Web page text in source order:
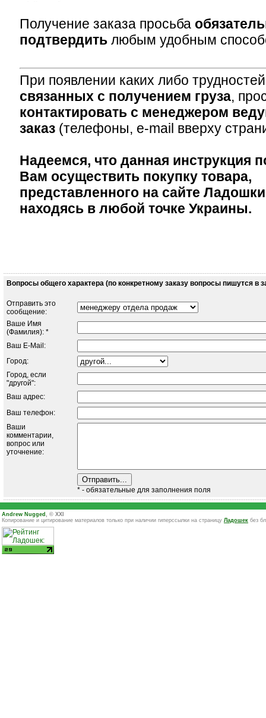
Получение заказа просьба
подтвердить любым удобным
При появлении каких либо
связанных с получением груза,
контактировать с менеджером
заказ (телефоны, e-mail вверху
Надеемся, что данная инструкция
Вам осуществить покупку товара,
представленного на сайте
находясь в любой точке Украины.
Вопросы общего характера (по конкретному заказу вопросы пишутся в
Отправить это
сообщение:
Ваше Имя
(Фамилия): *
Ваш E-Mail:
Город:
Город, если
"другой":
Ваш адрес:
Ваш телефон:
Ваши
комментарии,
вопрос или
уточнение:
* - обязательные для заполнения поля
Andrew Nugged , © XXI
Копирование и цитирование материалов только при наличии гиперссылки на страницу Ладошек без